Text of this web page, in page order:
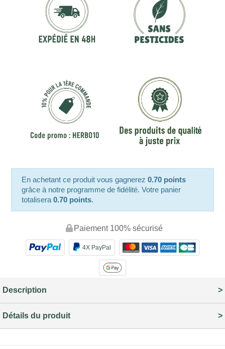
En achetant ce produit vous gagnerez0.70 points
grâce à notre programme de fidélité. Votre panier
totalisera0.70 points.
Paiement 100% sécurisé
4X PayPal
Description
Détails du produit